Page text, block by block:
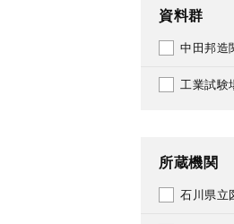
1973
1975
1976
1978
1979
資料群
中田邦造
工業試験
所蔵機関
石川県立